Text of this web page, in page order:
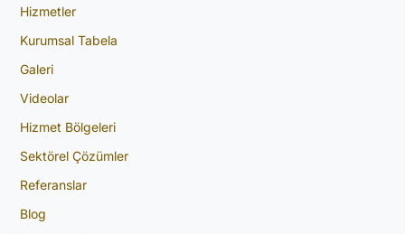
Hizmetler
Kurumsal Tabela
Galeri
Videolar
Hizmet Bölgeleri
Sektörel Çözümler
Referanslar
Blog